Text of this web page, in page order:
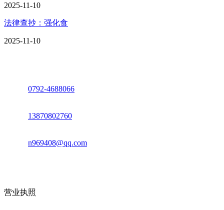
2025-11-10
法律查抄：强化食
2025-11-10
0792-4688066
13870802760
n969408@qq.com
营业执照